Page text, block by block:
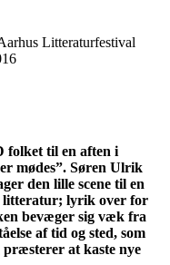
Litteraturfestival
folket til en aften i
mødes”. Søren Ulrik
den lille scene til en
litteratur; lyrik over for
bevæger sig væk fra
af tid og sted, som
præsterer at kaste nye